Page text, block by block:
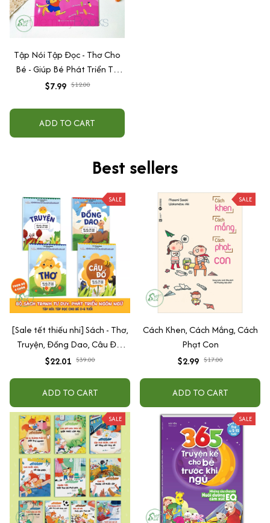
Tập Nói Tập Đọc - Thơ Cho
Bé - Giúp Bé Phát Triển Tư
Duy Ngôn Ngữ Và Giao Tiếp
Tuổi
$7.99 $12.00
ADD TO CART
Best sellers
SALE
[Sale tết thiếu nhi] Sách - Thơ,
Truyện, Đồng Dao, Câu Đố,
Tập Nói Tập Đọc Cho Bé 0-6
$22.01 $39.00
ADD TO CART
SALE
Cách Khen, Cách Mắng, Cách
Phạt Con
$2.99 $17.00
ADD TO CART
SALE SALE